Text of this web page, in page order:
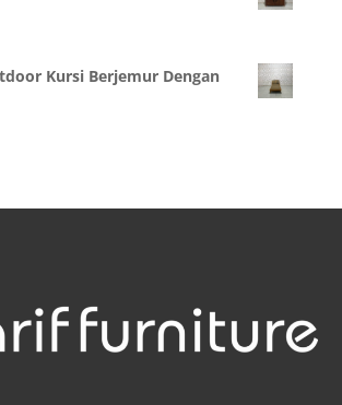
Kursi Berjemur Dengan